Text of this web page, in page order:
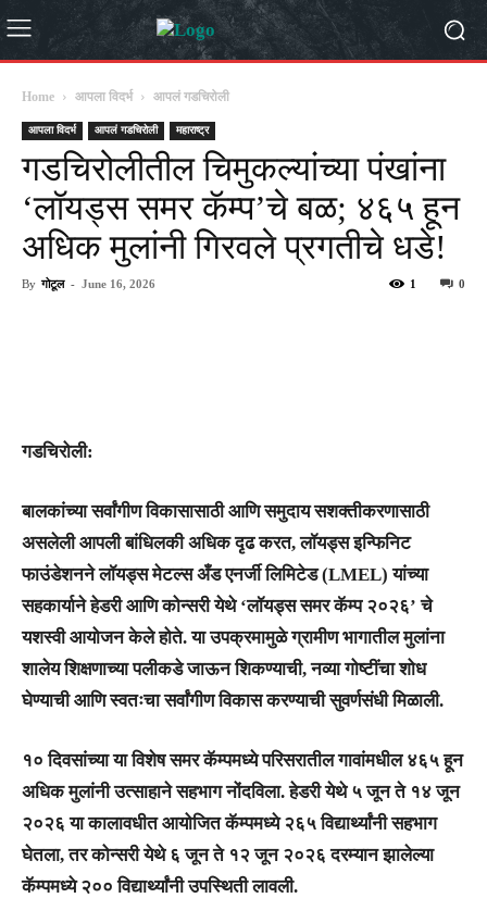
Home आपला विदर्भ आपलं गडचिरोली
आपला विदर्भ आपलं गडचिरोली महाराष्ट्र
गडचिरोलीतील चिमुकल्यांच्या पंखांना
‘लॉयड्स समर कॅम्प’चे बळ; ४६५ हून
अधिक मुलांनी गिरवले प्रगतीचे धडे!
By गोटूल - June 16, 2026 0
1
गडचिरोली:
बालकांच्या सर्वांगीण विकासासाठी आणि समुदाय सशक्तीकरणासाठी
असलेली आपली बांधिलकी अधिक दृढ करत, लॉयड्स इन्फिनिट
फाउंडेशनने लॉयड्स मेटल्स अँड एनर्जी लिमिटेड (LMEL) यांच्या
सहकार्याने हेडरी आणि कोन्सरी येथे ‘लॉयड्स समर कॅम्प २०२६’ चे
यशस्वी आयोजन केले होते. या उपक्रमामुळे ग्रामीण भागातील मुलांना
शालेय शिक्षणाच्या पलीकडे जाऊन शिकण्याची, नव्या गोष्टींचा शोध
घेण्याची आणि स्वतःचा सर्वांगीण विकास करण्याची सुवर्णसंधी मिळाली.
​१० दिवसांच्या या विशेष समर कॅम्पमध्ये परिसरातील गावांमधील ४६५ हून
अधिक मुलांनी उत्साहाने सहभाग नोंदविला. हेडरी येथे ५ जून ते १४ जून
२०२६ या कालावधीत आयोजित कॅम्पमध्ये २६५ विद्यार्थ्यांनी सहभाग
घेतला, तर कोन्सरी येथे ६ जून ते १२ जून २०२६ दरम्यान झालेल्या
कॅम्पमध्ये २०० विद्यार्थ्यांनी उपस्थिती लावली.